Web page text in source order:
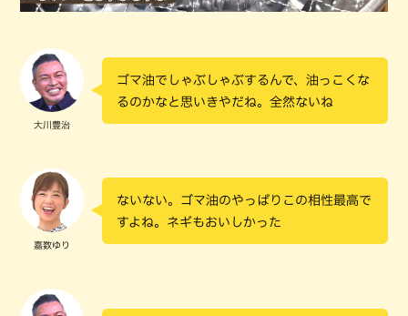
大川豊治
ゴマ油でしゃぶしゃぶするんで、油っこくな
るのかなと思いきやだね。全然ないね
嘉数ゆり
ないない。ゴマ油のやっぱりこの相性最高で
すよね。ネギもおいしかった